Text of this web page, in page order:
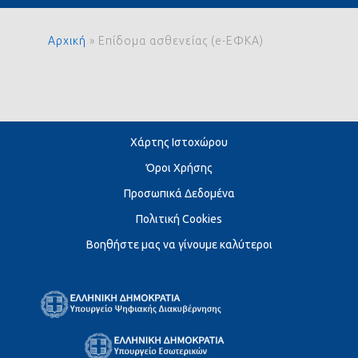
Αρχική » Επίδομα ασθενείας (e-ΕΦΚΑ)
Χάρτης Ιστοχώρου
Όροι Χρήσης
Προσωπικά Δεδομένα
Πολιτική Cookies
Βοηθήστε μας να γίνουμε καλύτεροι